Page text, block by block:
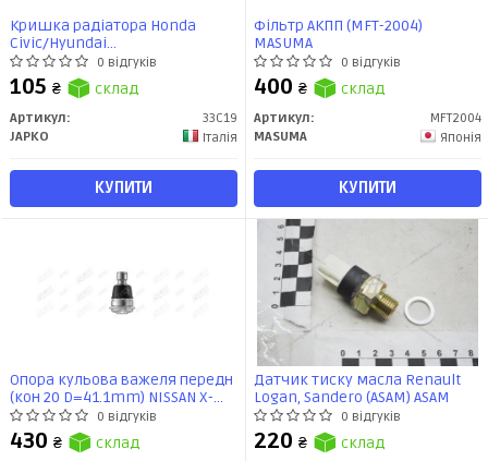
Кришка радіатора Honda
Civic/Hyundai
Accent/Kia/Mitsubishi/Mazda/Daihatsu/Nissan/Subaru/Suzuki/
(33C19) JAPKO
0 відгуків
105 ₴ склад
Артикул:
33C19
JAPKO
Італія
КУПИТИ
Фільтр АКПП (MFT-2004)
MASUMA
0 відгуків
400 ₴ склад
Артикул:
MFT2004
MASUMA
Японія
КУПИТИ
Опора кульова важеля передн
(кон 20 D=41.1mm) NISSAN X-
TRAIL (T31, T32), ROGUE (07-),
RENAULT KADJAR (15-) (92-09840)
AYD
0 відгуків
430 ₴ склад
Датчик тиску масла Renault
Logan, Sandero (ASAM) ASAM
0 відгуків
220 ₴ склад